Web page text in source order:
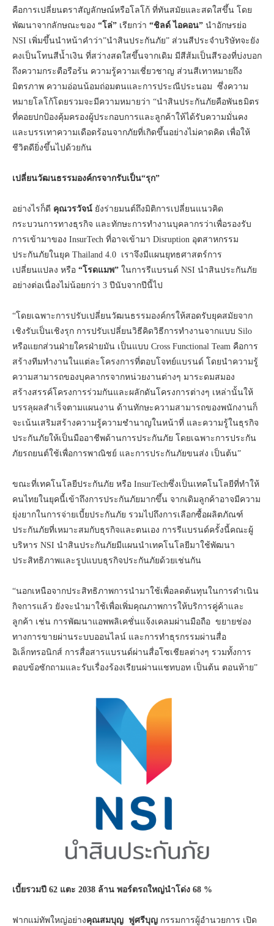
คือการเปลี่ยนตราสัญลักษณ์หรือโลโก้ ที่ทันสมัยและสดใสขึ้น โดย
พัฒนาจากลักษณะของ “โล่” เรียกว่า “ชิลด์ ไอคอน” นำอักษรย่อ
NSI เพิ่มขึ้นนำหน้าคำว่า”นำสินประกันภัย” ส่วนสีประจำบริษัทจะยัง
คงเป็นโทนสีน้ำเงิน ที่สว่างสดใสขึ้นจากเดิม มีสีส้มเป็นสีรองที่บ่งบอก
ถึงความกระตือรือร้น ความรู้ความเชี่ยวชาญ ส่วนสีเทาหมายถึง
มิตรภาพ ความอ่อนน้อมถ่อมตนและการประณีประนอม ซึ่งความ
หมายโลโก้โดยรวมจะมีความหมายว่า “นำสินประกันภัยคือพันธมิตร
ที่คอยปกป้องคุ้มครองผู้ประกอบการและลูกค้าให้ได้รับความมั่นคง
และบรรเทาความเดือดร้อนจากภัยที่เกิดขึ้นอย่างไม่คาดคิด เพื่อให้
ชีวิตดียิ่งขึ้นไปด้วยกัน
เปลี่ยนวัฒนธรรมองค์กรจากรับเป็น“รุก”
อย่างไรก็ดี คุณวรวัจน์ ยังร่ายมนต์ถึงมิติการเปลี่ยนแนวคิด
กระบวนการทางธุรกิจ และทักษะการทำงานบุคลากรว่าเพื่อรองรับ
การเข้ามาของ InsurTech ที่อาจเข้ามา Disruption อุตสาหกรรม
ประกันภัยในยุค Thailand 4.0 เราจึงมีแผนยุทธศาสตร์การ
เปลี่ยนแปลง หรือ “โรดแมพ” ในการรีแบรนด์ NSI นำสินประกันภัย
อย่างต่อเนื่องไม่น้อยกว่า 3 ปีนับจากปีนี้ไป
“โดยเฉพาะการปรับเปลี่ยนวัฒนธรรมองค์กรให้สอดรับยุคสมัยจาก
เชิงรับเป็นเชิงรุก การปรับเปลี่ยนวิธีคิดวิธีการทำงานจากแบบ Silo
หรือแยกส่วนฝ่ายใครฝ่ายมัน เป็นแบบ Cross Functional Team คือการ
สร้างทีมทำงานในแต่ละโครงการที่ตอบโจทย์แบรนด์ โดยนำความรู้
ความสามารถของบุคลากรจากหน่วยงานต่างๆ มาระดมสมอง
สร้างสรรค์โครงการร่วมกันและผลักดันโครงการต่างๆ เหล่านั้นให้
บรรลุผลสำเร็จตามแผนงาน ด้านทักษะความสามารถของพนักงานก็
จะเน้นเสริมสร้างความรู้ความชำนาญในหน้าที่ และความรู้ในธุรกิจ
ประกันภัยให้เป็นมืออาชีพด้านการประกันภัย โดยเฉพาะการประกัน
ภัยรถยนต์ใช้เพื่อการพาณิชย์ และการประกันภัยขนส่ง เป็นต้น”
ขณะที่เทคโนโลยีประกันภัย หรือ InsurTechซึ่งเป็นเทคโนโลยีที่ทำให้
คนไทยในยุคนี้เข้าถึงการประกันภัยมากขึ้น จากเดิมลูกค้าอาจมีความ
ยุ่งยากในการจ่ายเบี้ยประกันภัย รวมไปถึงการเลือกซื้อผลิตภัณฑ์
ประกันภัยที่เหมาะสมกับธุรกิจและตนเอง การรีแบรนด์ครั้งนี้คณะผู้
บริหาร NSI นำสินประกันภัยมีแผนนำเทคโนโลยีมาใช้พัฒนา
ประสิทธิภาพและรูปแบบธุรกิจประกันภัยด้วยเช่นกัน
“นอกเหนือจากประสิทธิภาพการนำมาใช้เพื่อลดต้นทุนในการดำเนิน
กิจการแล้ว ยังจะนำมาใช้เพื่อเพิ่มคุณภาพการให้บริการคู่ค้าและ
ลูกค้า เช่น การพัฒนาแอพพลิเคชั่นแจ้งเคลมผ่านมือถือ ขยายช่อง
ทางการขายผ่านระบบออนไลน์ และการทำธุรกรรมผ่านสื่อ
อิเล็กทรอนิกส์ การสื่อสารแบรนด์ผ่านสื่อโซเชียลต่างๆ รวมทั้งการ
ตอบข้อซักถามและรับเรื่องร้องเรียนผ่านแชทบอท เป็นต้น ตอนท้าย”
เบี้ยรวมปี 62 แตะ 2038 ล้าน พอร์ตรถใหญ่นำโด่ง 68 %
ฟากแม่ทัพใหญ่อย่างคุณสมบุญ ฟูศรีบุญ กรรมการผู้อำนวยการ เปิด